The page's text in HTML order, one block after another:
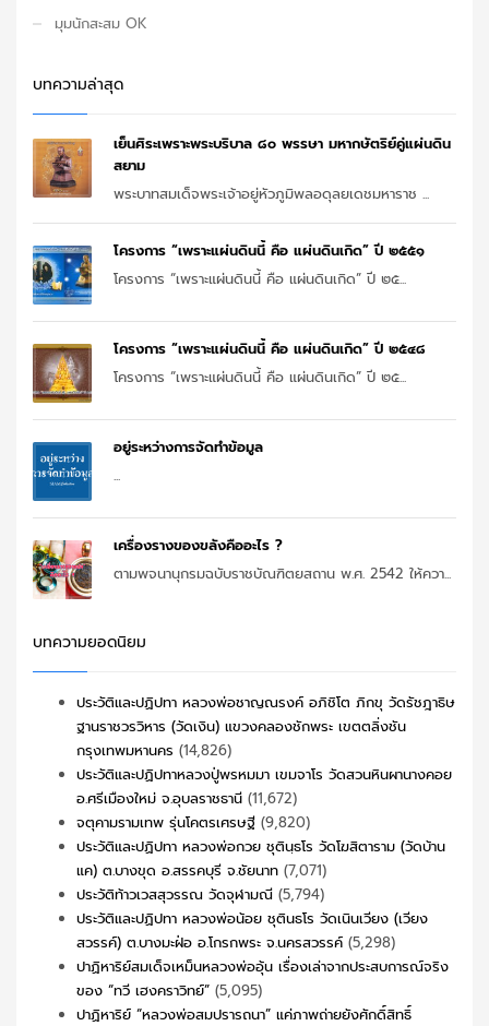
มุมนักสะสม OK
บทความล่าสุด
เย็นศิระเพราะพระบริบาล ๘๐ พรรษา มหากษัตริย์คู่แผ่นดิน
สยาม
พระบาทสมเด็จพระเจ้าอยู่หัวภูมิพลอดุลยเดชมหาราช ...
โครงการ “เพราะแผ่นดินนี้ คือ แผ่นดินเกิด” ปี ๒๕๕๑
โครงการ “เพราะแผ่นดินนี้ คือ แผ่นดินเกิด” ปี ๒๕...
โครงการ “เพราะแผ่นดินนี้ คือ แผ่นดินเกิด” ปี ๒๕๔๘
โครงการ “เพราะแผ่นดินนี้ คือ แผ่นดินเกิด” ปี ๒๕...
อยู่ระหว่างการจัดทำข้อมูล
...
เครื่องรางของขลังคืออะไร ?
ตามพจนานุกรมฉบับราชบัณฑิตยสถาน พ.ศ. 2542 ให้ควา...
บทความยอดนิยม
ประวัติและปฏิปทา หลวงพ่อชาญณรงค์ อภิชิโต ภิกขุ วัดรัชฎาธิษ
ฐานราชวรวิหาร (วัดเงิน) แขวงคลองชักพระ เขตตลิ่งชัน
กรุงเทพมหานคร (14,826)
ประวัติและปฏิปทาหลวงปู่พรหมมา เขมจาโร วัดสวนหินผานางคอย
อ.ศรีเมืองใหม่ จ.อุบลราชธานี (11,672)
จตุคามรามเทพ รุ่นโคตรเศรษฐี (9,820)
ประวัติและปฏิปทา หลวงพ่อกวย ชุตินฺธโร วัดโฆสิตาราม (วัดบ้าน
แค) ต.บางขุด อ.สรรคบุรี จ.ชัยนาท (7,071)
ประวัติท้าวเวสสุวรรณ วัดจุฬามณี (5,794)
ประวัติและปฏิปทา หลวงพ่อน้อย ชุตินธโร วัดเนินเวียง (เวียง
สวรรค์) ต.บางมะฝ่อ อ.โกรกพระ จ.นครสวรรค์ (5,298)
ปาฏิหาริย์สมเด็จเหม็นหลวงพ่ออุ้น เรื่องเล่าจากประสบการณ์จริง
ของ “ทวี เฮงคราวิทย์” (5,095)
ปาฏิหาริย์ “หลวงพ่อสมปรารถนา” แค่ภาพถ่ายยังศักดิ์สิทธิ์